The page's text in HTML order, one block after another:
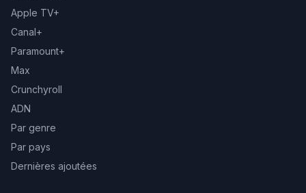
Apple TV+
Canal+
Paramount+
Max
Crunchyroll
ADN
Par genre
Par pays
Dernières ajoutées